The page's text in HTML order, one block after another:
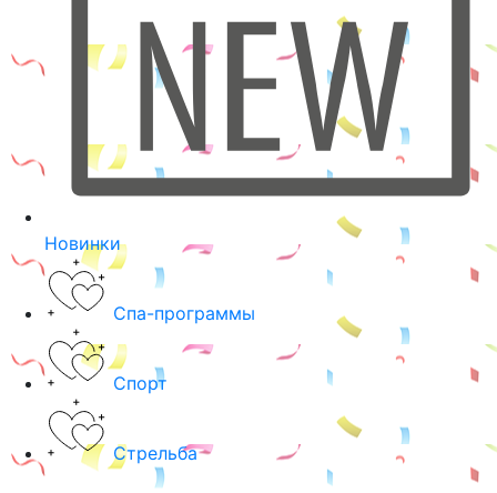
Новинки
Спа-программы
Спорт
Стрельба